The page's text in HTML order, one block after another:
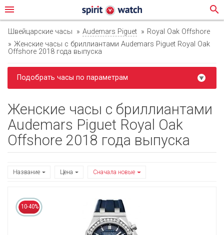
menu search
Швейцарские часы Audemars Piguet
Royal Oak Offshore
Женские часы с бриллиантами Audemars Piguet Royal Oak
Offshore 2018 года выпуска
Подобрать часы по параметрам
Женские часы с бриллиантами
Audemars Piguet Royal Oak
Offshore 2018 года выпуска
Название Цена Сначала новые
10-40%